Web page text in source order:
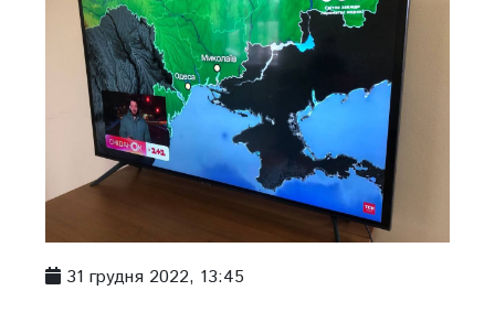
31 грудня 2022, 13:45